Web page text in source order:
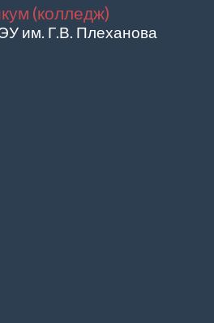
(колледж)
им. Г.В. Плеханова